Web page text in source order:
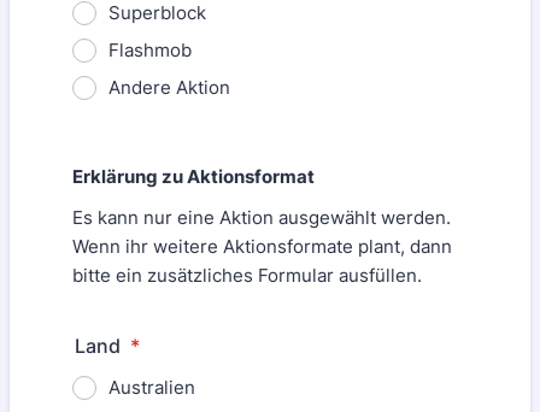
Superblock
Flashmob
Andere Aktion
Erklärung zu Aktionsformat
Es kann nur eine Aktion ausgewählt werden.
Wenn ihr weitere Aktionsformate plant, dann
bitte ein zusätzliches Formular ausfüllen.
Land *
Australien